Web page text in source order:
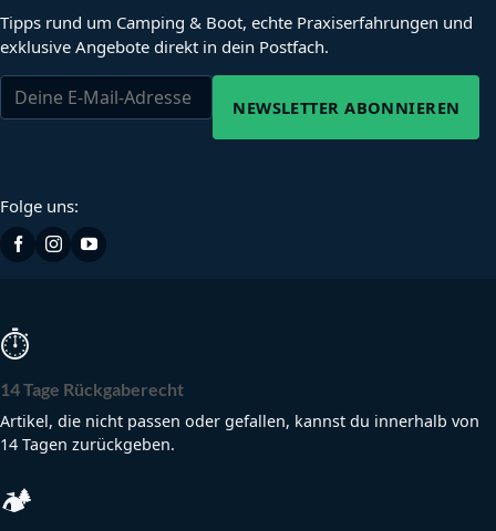
Tipps rund um Camping & Boot, echte Praxiserfahrungen und
exklusive Angebote direkt in dein Postfach.
NEWSLETTER ABONNIEREN
Folge uns:
⏱
14 Tage Rückgaberecht
Artikel, die nicht passen oder gefallen, kannst du innerhalb von
14 Tagen zurückgeben.
🏕